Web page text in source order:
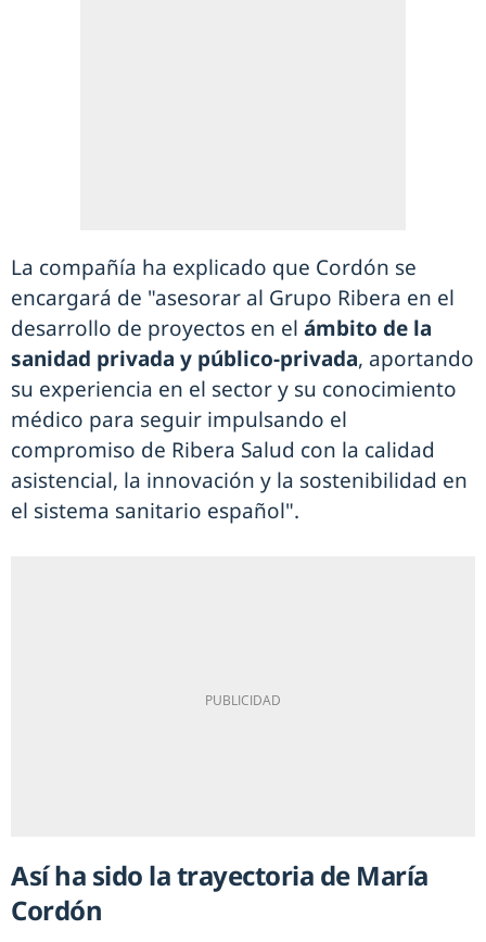
La compañía ha explicado que Cordón se
encargará de "asesorar al Grupo Ribera en el
desarrollo de proyectos en el ámbito de la
sanidad privada y público-privada, aportando
su experiencia en el sector y su conocimiento
médico para seguir impulsando el
compromiso de Ribera Salud con la calidad
asistencial, la innovación y la sostenibilidad en
el sistema sanitario español".
Así ha sido la trayectoria de María
Cordón